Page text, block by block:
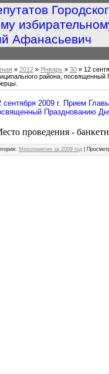
Афанасьевич
» 2012 » Январь » 30 » 12
района, посвященный
сентября 2009 г. Прием
Празднованию
проведения -
: Мероприятия за 2009 год